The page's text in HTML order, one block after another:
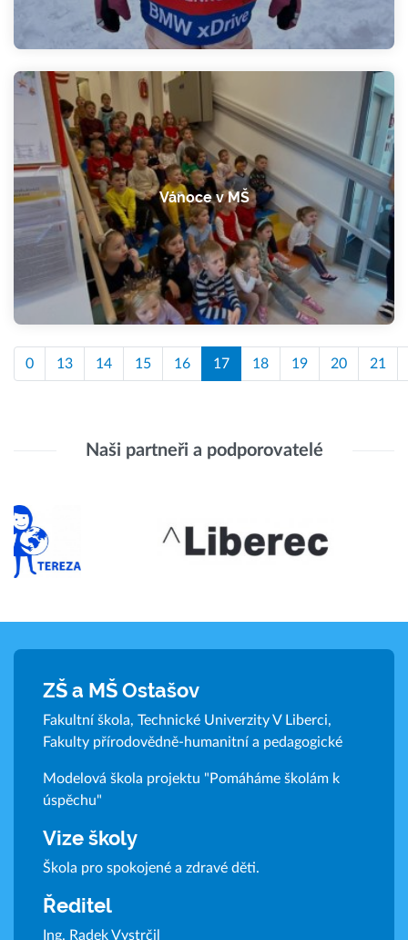
Vánoce v MŠ
0 13 14 15 16 17 18 19 20 21
Naši partneři a podporovatelé
ZŠ a MŠ Ostašov
Fakultní škola, Technické Univerzity V Liberci,
Fakulty přírodovědně-humanitní a pedagogické
Modelová škola projektu "Pomáháme školám k
úspěchu"
Vize školy
Škola pro spokojené a zdravé děti.
Ředitel
Ing. Radek Vystrčil